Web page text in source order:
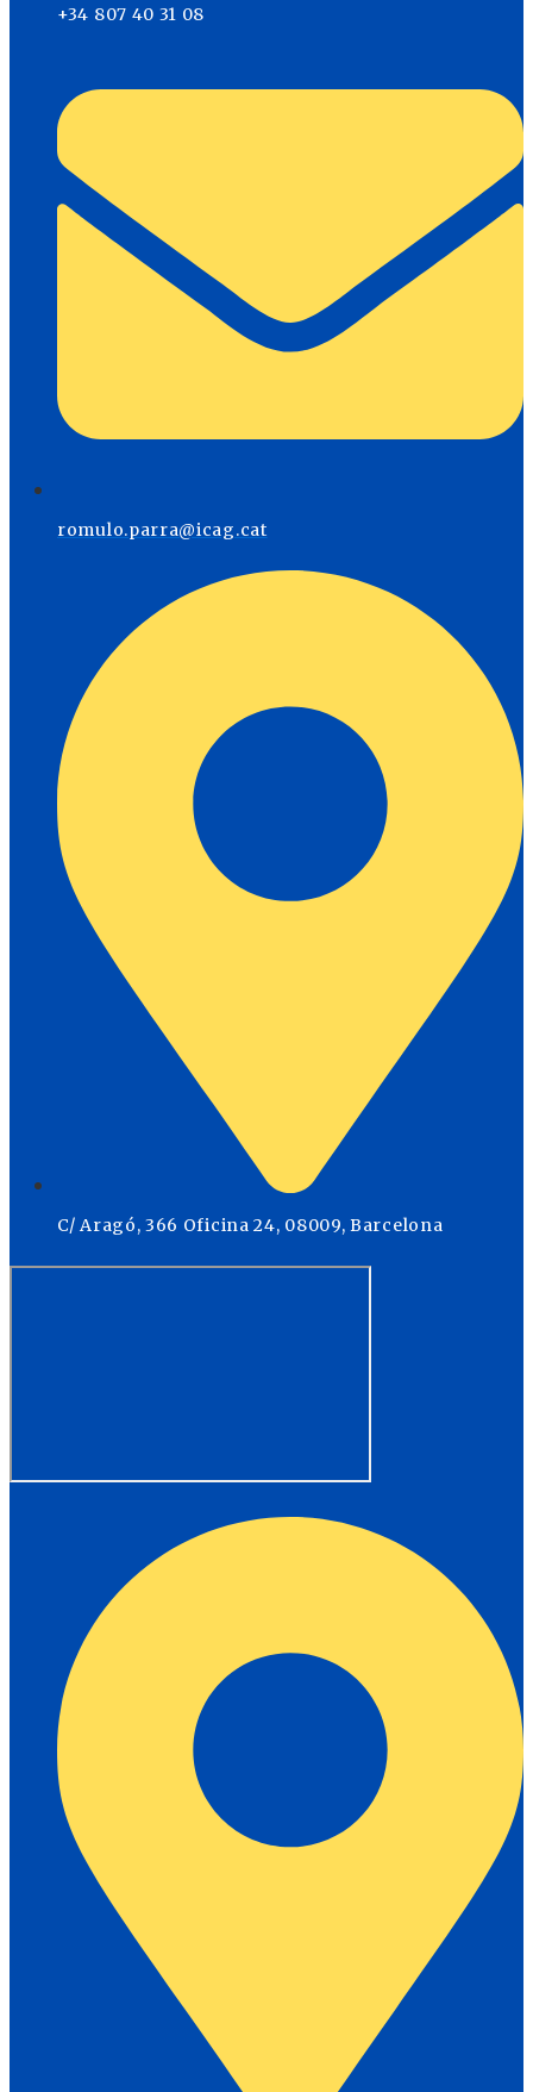
+34 807 40 31 08
romulo.parra@icag.cat
C/ Aragó, 366 Oficina 24, 08009, Barcelona